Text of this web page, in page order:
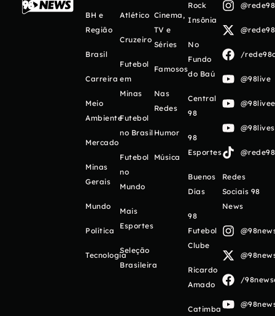
BH e
Região
Brasil
Carreira
Meio
Ambiente
Mercado
Minas
Gerais
Mundo
Política
Tecnologia
Atlético
Cruzeiro
Futebol
em
Minas
Futebol
no Brasil
Futebol
no
Mundo
Mais
Esportes
Seleção
Brasileira
Cinema,
TV e
Séries
Famosos
Nas
Redes
Humor
Música
Rock
Insônia
No
Fundo
do Baú
Central
98
98
Esportes
Buenos
Días
98
Futebol
Clube
Ricardo
Amado
Catimba
/
@98live
Redes
Sociais 98
News
/